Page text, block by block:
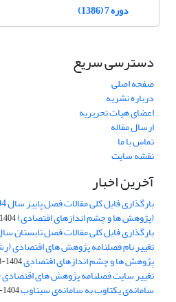
دوره 7 (1386)
دسترسی سریع
صفحه اصلی
درباره نشریه
اعضای هیات تحریریه
ارسال مقاله
تماس با ما
نقشه سایت
آخرین اخبار
(پژوهش ها و چشم اندازهای اقتصادی)1404-11-12
بارگذاری فایل کلی مقالات فصل تابستان سال
تغییر نام فصلنامه پژوهش های اقتصادی
پژوهش ها و چشم اندازهای اقتصادی1404-08-01
تغییر سایت فصلنامه پژوهش های اقتصادی
سامانه‌ی یکتاوب به سامانه‌ی سیناوب1404-06-26